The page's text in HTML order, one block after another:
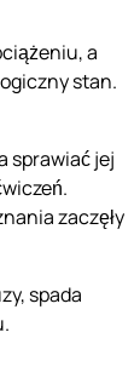
a
stan.
sprawiać jej
zaczęły
spada